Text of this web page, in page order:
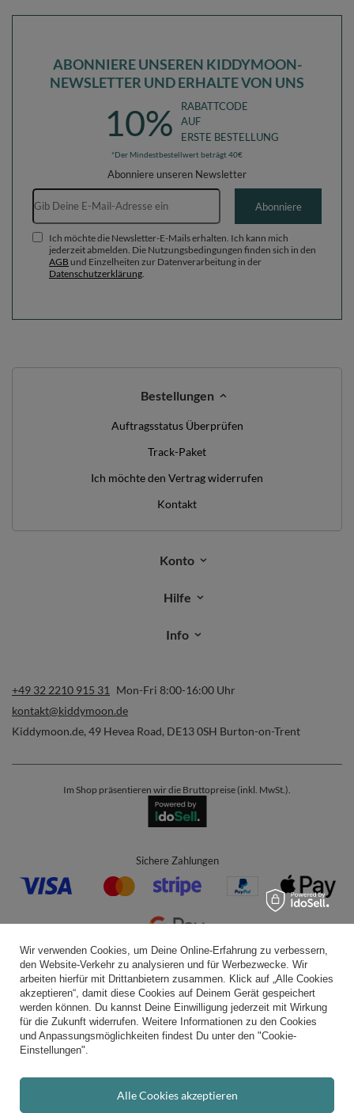
700 Bälle
ABONNIERE UNSEREN KIDDYMOON-
NEWSLETTER UND ERHALTE VON UNS
10%
RABATTCODE
AUF
ERSTE BESTELLUNG
*Der Mindestbestellwert beträgt 40€
Abonniere unseren Newsletter
E-Mail-Adresse
Abonniere
Ich möchte die Newsletter-E-Mails erhalten. Ich kann mich
jederzeit abmelden. Die Nutzungsbedingungen finden sich in den
AGB und Einzelheiten zur Datenverarbeitung in der
Datenschutzerklärung
Bestellungen
Auftragsstatus Überprüfen
Track-Paket
Ich möchte den Vertrag widerrufen
Kontakt
Konto
Hilfe
Info
+49 32 2210 915 31
Mon-Fri 8:00-16:00 Uhr
kontakt@kiddymoon.de
Kiddymoon.de, 49 Hevea Road, DE13 0SH Burton-on-Trent
Im Shop präsentieren wir die Bruttopreise (inkl. MwSt.).
Sichere Zahlungen
Bequeme Lieferung
Du kannst uns vertrauen
Wir verwenden Cookies, um Deine Online-Erfahrung zu verbessern,
den Website-Verkehr zu analysieren und für Werbezwecke. Wir
arbeiten hierfür mit Drittanbietern zusammen. Klick auf „Alle Cookies
akzeptieren“, damit diese Cookies auf Deinem Gerät gespeichert
werden können. Du kannst Deine Einwilligung jederzeit mit Wirkung
für die Zukunft widerrufen. Weitere Informationen zu den Cookies
und Anpassungsmöglichkeiten findest Du unter den "Cookie-
Einstellungen".
Alle Cookies akzeptieren